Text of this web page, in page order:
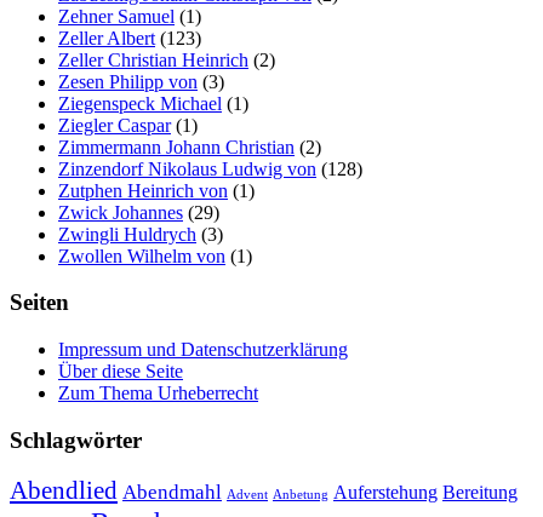
Zehner Samuel (1)
Zeller Albert (123)
Zeller Christian Heinrich (2)
Zesen Philipp von (3)
Ziegenspeck Michael (1)
Ziegler Caspar(1)
Zimmermann Johann Christian (2)
Zinzendorf Nikolaus Ludwig von (128)
Zutphen Heinrich von (1)
Zwick Johannes (29)
Zwingli Huldrych (3)
Zwollen Wilhelm von (1)
Seiten
Impressum und Datenschutzerklärung
Über diese Seite
Zum Thema Urheberrecht
Schlagwörter
Abendlied Abendmahl Advent Anbetung Auferstehung Bereitung